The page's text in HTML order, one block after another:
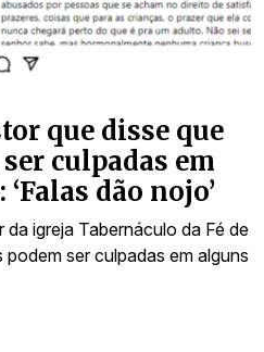
que disse que
culpadas em
dão nojo’
da igreja Tabernáculo da Fé de
ser culpadas em alguns